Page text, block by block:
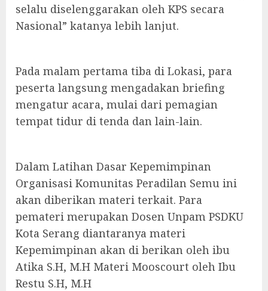
selalu diselenggarakan oleh KPS secara
Nasional” katanya lebih lanjut.
Pada malam pertama tiba di Lokasi, para
peserta langsung mengadakan briefing
mengatur acara, mulai dari pemagian
tempat tidur di tenda dan lain-lain.
Dalam Latihan Dasar Kepemimpinan
Organisasi Komunitas Peradilan Semu ini
akan diberikan materi terkait. Para
pemateri merupakan Dosen Unpam PSDKU
Kota Serang diantaranya materi
Kepemimpinan akan di berikan oleh ibu
Atika S.H, M.H Materi Mooscourt oleh Ibu
Restu S.H, M.H